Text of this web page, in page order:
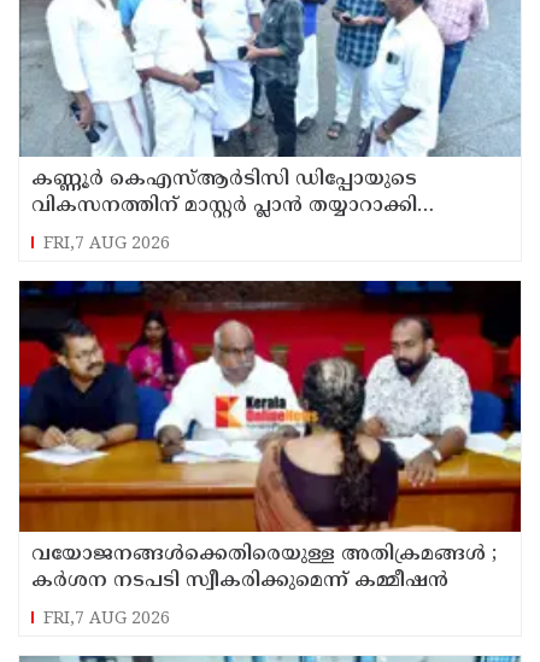
കണ്ണൂർ കെഎസ്ആർടിസി ഡിപ്പോയുടെ
വികസനത്തിന് മാസ്റ്റർ പ്ലാൻ തയ്യാറാക്കി
സമർപ്പിക്കും : ടി ഒ മോഹനൻ എം എൽ എ
FRI,7 AUG 2026
വയോജനങ്ങൾക്കെതിരെയുള്ള അതിക്രമങ്ങൾ ;
കർശന നടപടി സ്വീകരിക്കുമെന്ന് കമ്മീഷൻ
FRI,7 AUG 2026